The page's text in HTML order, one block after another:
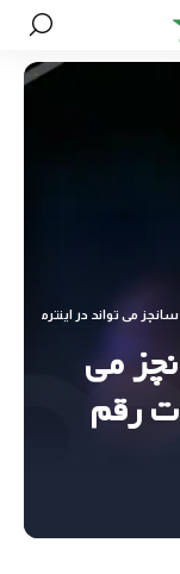
می تواند در اینترمیلان
می
رقم